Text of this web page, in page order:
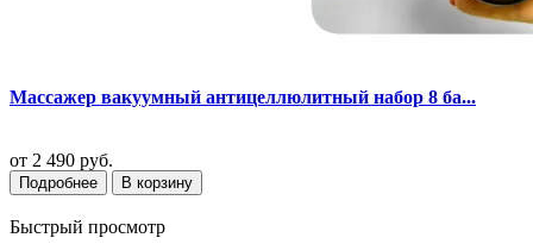
Массажер вакуумный антицеллюлитный набор 8 ба...
от 2 490 руб.
Подробнее В корзину
Быстрый просмотр